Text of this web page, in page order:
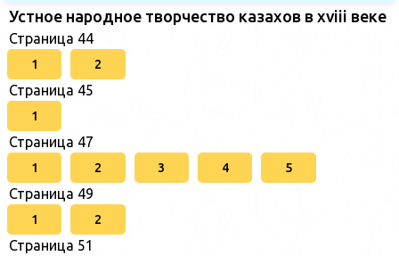
Устное народное творчество казахов в xviii веке
Страница 44
1 2
Страница 45
1
Страница 47
1 2 3 4 5
Страница 49
1 2
Страница 51